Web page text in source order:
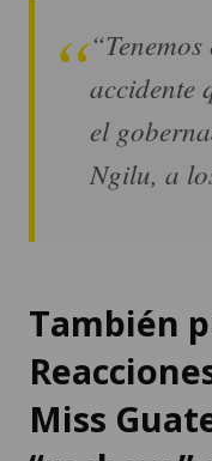
accidente
el
Ngilu, a
También
Miss